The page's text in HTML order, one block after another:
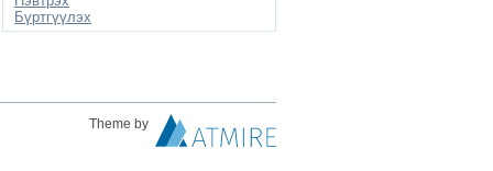
Бүртгүүлэх
Theme by